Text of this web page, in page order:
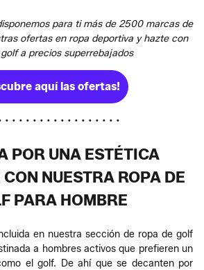
para ti más de 2500 marcas de
ofertas en ropa deportiva y hazte con
a precios superrebajados
aquí las ofertas!
• • • • • • • • • • • • • • • • •
POR UNA ESTÉTICA
NUESTRA ROPA DE
PARA HOMBRE
en nuestra sección de ropa de golf
a hombres activos que prefieren un
el golf. De ahí que se decanten por